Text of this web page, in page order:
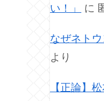
い！」
に
なぜネト
より
【正論】